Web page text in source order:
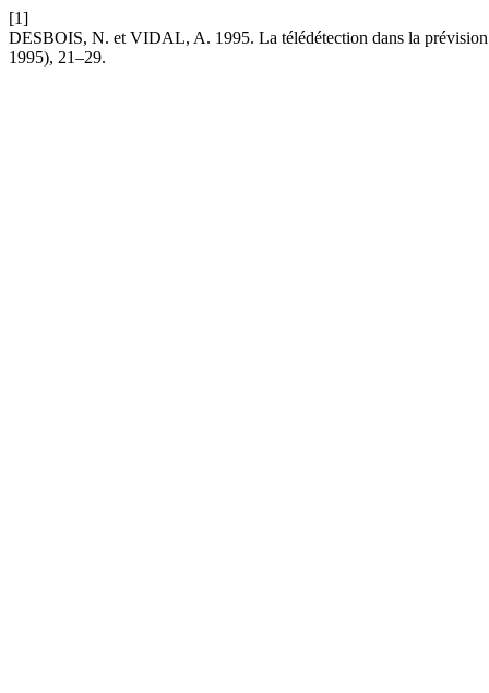
[1]
DESBOIS, N. et VIDAL, A. 1995. La télédétection dans la
1995), 21–29.